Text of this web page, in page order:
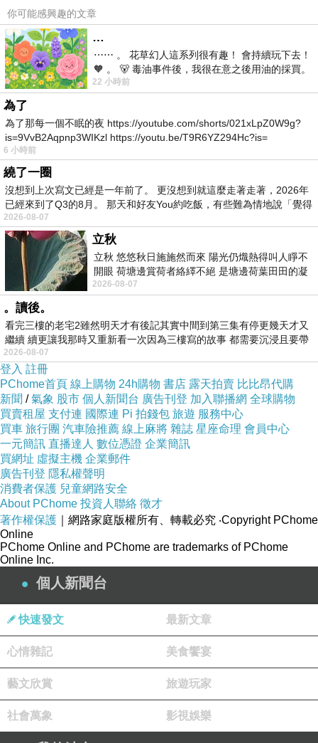
你可能感興趣的文章
…
⋯⋯ 。 花草幻人這系列很有趣！ 會持續玩下去！
🧡 。 🐻 毒油事件後，我很在意之後用油的採買。
前天購買了我之前就很愛
22 小時前
為了
為了那每一個不眠的夜 https://youtube.com/shorts/021xLpZ0W9g?
is=9VvB2Aqpnp3WIKzl https://youtu.be/T9R6YZ294Hc?is=
6 小時前
繞了一圈
沒想到上次寫文已經是一年前了。 更沒想到就這麼走著走著，2026年
已經來到了Q3的8月。 那天和好友You約吃飯，有些難為情地說「覺得
2026-08-07
立秋
立秋 悠悠秋日施施然而來 陽光仍熾熱得叫人睜不
開眼 荷塘邊賞荷者絡繹不絕 是塘邊荷葉田田的凝
望 風中飄逸的是映日荷花別樣紅
2026-08-07
。讀後。
看完三樓的老宅2雖然明天才有後記其實中間到第三集有停更幾天才又
繼續 續更讓我那時又重新看一次因為三樓寫的故事 都需要沉浸且要帶
有
2026-08-07
登入 註冊
PChome首頁 線上購物 24h購物 書店 露天拍賣 比比昂代購
新聞 /氣象 股市 個人新聞台 廣告刊登 加入聯播網 全球購物
買賣租屋 支付連 國際連 Pi 拍錢包 旅遊 服務中心
買車 旅行團 汽車險推薦 線上麻將 雜誌 星座命理 會員中心
一元簡訊 直播達人 數位憑證 企業簡訊
買網址 虛擬主機 企業郵件
廣告刊登 隱私權聲明
消費者保護 兒童網路安全
About PChome 投資人聯絡 徵才
著作權保護 ｜網路家庭版權所有、轉載必究 ‧Copyright PChome
Online
PChome Online and PChome are trademarks of PChome
Online Inc.
個人新聞台
快速發文 最新文章
心情雜記 美食饗宴
藝文欣賞 旅遊玩家
社會萬象 影視娛樂